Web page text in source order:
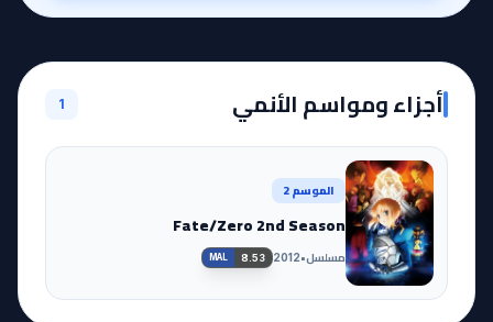
أجزاء ومواسم الأنمي 1
الموسم 2
Fate/Zero 2nd Season
مسلسل•
2012
MAL 8.53